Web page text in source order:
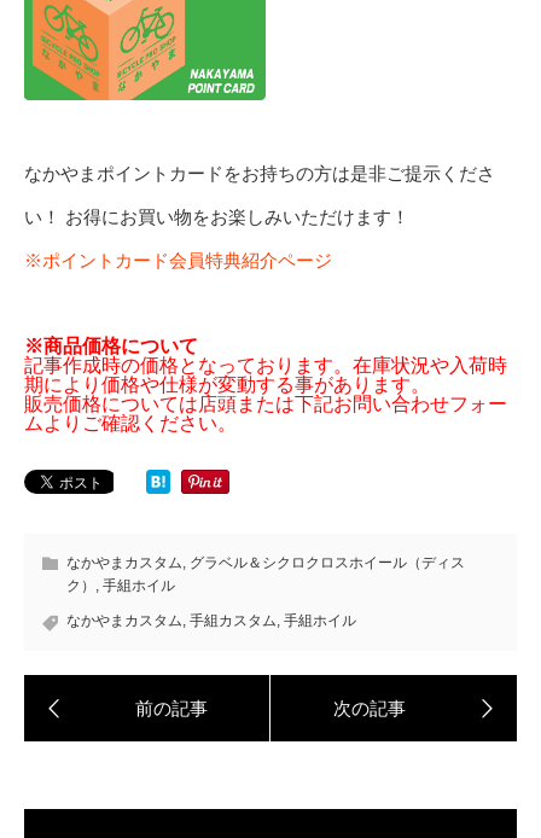
なかやまポイントカードをお持ちの方は是非ご提示くださ
い！ お得にお買い物をお楽しみいただけます！
※ポイントカード会員特典紹介ページ
※商品価格について
記事作成時の価格となっております。在庫状況や入荷時
期により価格や仕様が変動する事があります。
販売価格については店頭または下記お問い合わせフォー
ムよりご確認ください。
なかやまカスタム, グラベル＆シクロクロスホイール（ディス
ク） , 手組ホイル
なかやまカスタム, 手組カスタム, 手組ホイル